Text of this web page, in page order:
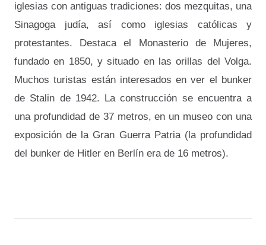
iglesias con antiguas tradiciones: dos mezquitas, una
Sinagoga judía, así como iglesias católicas y
protestantes. Destaca el Monasterio de Mujeres,
fundado en 1850, y situado en las orillas del Volga.
Muchos turistas están interesados en ver el bunker
de Stalin de 1942. La construcción se encuentra a
una profundidad de 37 metros, en un museo con una
exposición de la Gran Guerra Patria (la profundidad
del bunker de Hitler en Berlín era de 16 metros).